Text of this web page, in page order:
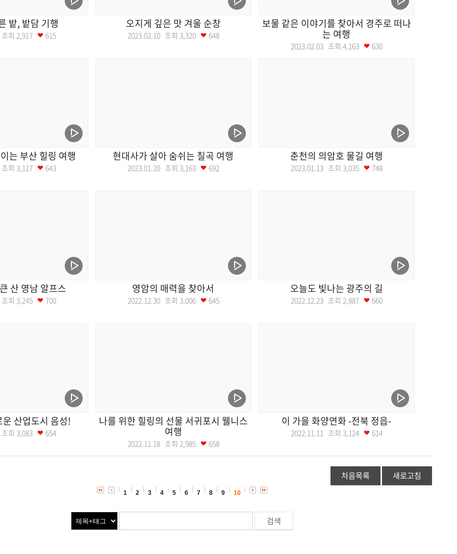
밭, 밭담 기행
회 2,917 615
오지게 깊은 맛 겨울 순창
2023.02.10 조회 3,320 648
보물 같은 이야기를 찾아서 경주로 떠나
는 여행
2023.02.03 조회 4,163 630
는 부산 힐링 여행
회 3,117 643
현대사가 살아 숨쉬는 칠곡 여행
2023.01.20 조회 3,163 692
춘천의 의암호 물길 여행
2023.01.13 조회 3,035 748
산 영남 알프스
회 3,245 700
영암의 매력을 찾아서
2022.12.30 조회 3,006 645
오늘도 빛나는 광주의 길
2022.12.23 조회 2,887 660
산업도시 음성!
회 3,083 654
나를 위한 힐링의 선물 서귀포시 웰니스
여행
2022.11.18 조회 2,985 658
이 가을 화양연화 -전북 정읍-
2022.11.11 조회 3,124 614
처음목록 새로고침
1 2 3 4 5 6 7 8 9 10